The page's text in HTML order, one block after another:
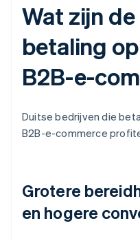
Wat zijn
betaling
B2B-e-
Duitse bedrijven die
B2B-e-commerce
Grotere
en hogere